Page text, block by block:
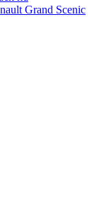
Grand Scenic